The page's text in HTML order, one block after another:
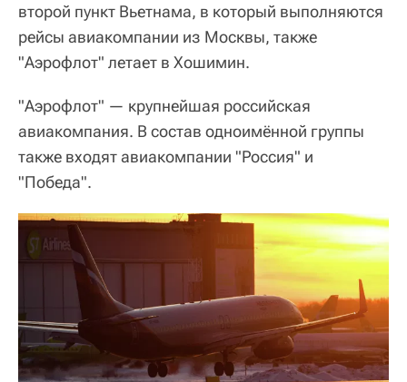
второй пункт Вьетнама, в который выполняются
рейсы авиакомпании из Москвы, также
"Аэрофлот" летает в Хошимин.
"Аэрофлот" — крупнейшая российская
авиакомпания. В состав одноимённой группы
также входят авиакомпании "Россия" и
"Победа".